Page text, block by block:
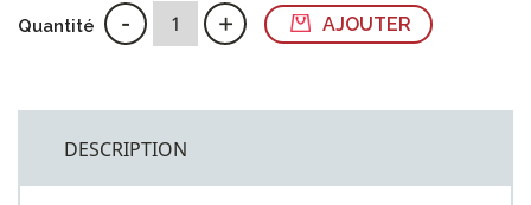
Quantité - + AJOUTER
DESCRIPTION